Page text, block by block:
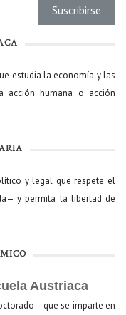
estudia la economía y las
acción humana o acción
y legal que respete el
y permita la libertad de
Austriaca
que se imparte en